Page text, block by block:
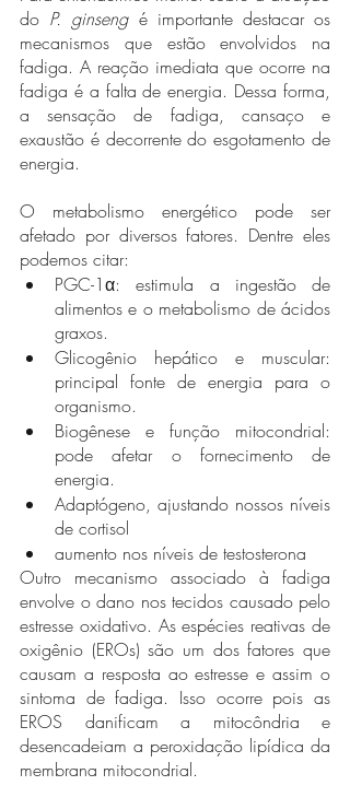
do P. ginseng é importante destacar os
mecanismos que estão envolvidos na
fadiga. A reação imediata que ocorre na
fadiga é a falta de energia. Dessa forma,
a sensação de fadiga, cansaço e
exaustão é decorrente do esgotamento de
energia.
O metabolismo energético pode ser
afetado por diversos fatores. Dentre eles
podemos citar:
PGC-1α: estimula a ingestão de
alimentos e o metabolismo de ácidos
graxos.
Glicogênio hepático e muscular:
principal fonte de energia para o
organismo.
Biogênese e função mitocondrial:
pode afetar o fornecimento de
energia.
Adaptógeno, ajustando nossos níveis
de cortisol
aumento nos níveis de testosterona
Outro mecanismo associado à fadiga
envolve o dano nos tecidos causado pelo
estresse oxidativo. As espécies reativas de
oxigênio (EROs) são um dos fatores que
causam a resposta ao estresse e assim o
sintoma de fadiga. Isso ocorre pois as
EROS danificam a mitocôndria e
desencadeiam a peroxidação lipídica da
membrana mitocondrial.